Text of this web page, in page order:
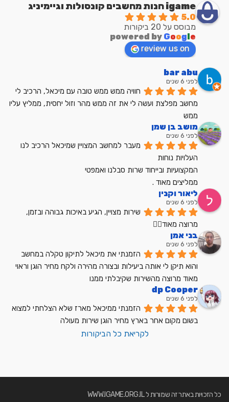
igame חנות מחשבים קונסולות וגיימיניג
5.0
מבוסס על 20 ביקורות
powered by Goog e
review us on
bar abu
לפני 6 שנים
ממש
מושב בן שמן
לפני 6 שנים
מעבר למחשב המצויין שמיכאל הרכיב לנו
העלויות נוחות
המקצועיות ובייחוד שרות סבלנו ואמפטי
ממליצים מאוד .
ליאור וקנין
לפני 6 שנים
מרוצה מאוד👍🏼
בני אמן
לפני 6 שנים
מאוד מרוצה מהשירות שקיבלתי ממנו
dp Cooper
לפני 6 שנים
בשום מקום אחר בארץ מחיר הוגן שירות מעולה
לקריאת כל הביקורות
כל הזכויות באתר זה שמורות ל WWW.IGAME.ORG.IL